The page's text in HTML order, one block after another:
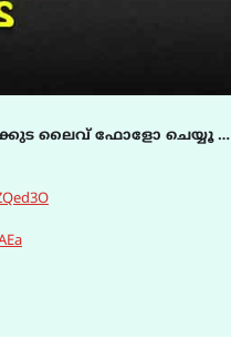
ലൈവ് ഫോളോ ചെയ്യൂ …